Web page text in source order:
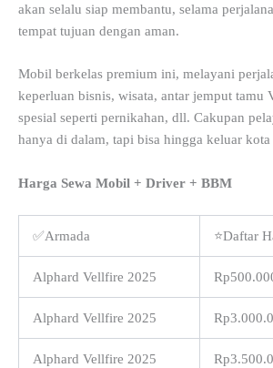
akan selalu siap membantu, selama
tempat tujuan dengan aman.
Mobil berkelas premium ini, melayani
keperluan bisnis, wisata, antar jemput tamu
spesial seperti pernikahan, dll. Cakupan
hanya di dalam, tapi bisa hingga keluar kota
Harga Sewa Mobil + Driver + BBM
✅Armada ⭐Daftar
Alphard Vellfire 2025
Alphard Vellfire 2025
Alphard Vellfire 2025